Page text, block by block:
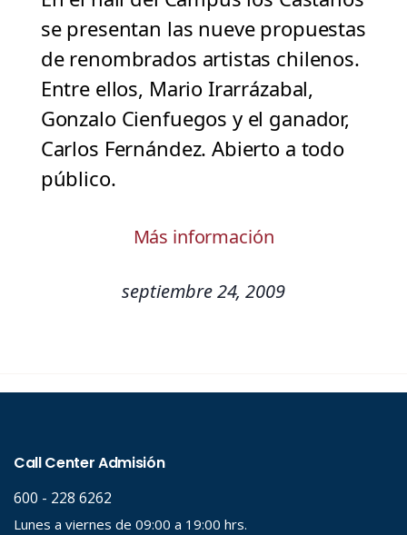
se presentan las nueve propuestas
de renombrados artistas chilenos.
Entre ellos, Mario Irarrázabal,
Gonzalo Cienfuegos y el ganador,
Carlos Fernández. Abierto a todo
público.
Más información
septiembre 24, 2009